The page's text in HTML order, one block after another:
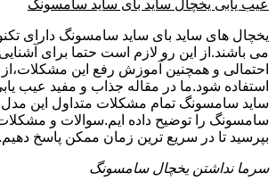
عیب یابی یخچال ساید بای ساید سامسونگ
یخچال های ساید بای ساید سامسونگ دارای
می باشند.از این رو لازم است حتما برای
احتمالی و همچنین آموزش رفع این
استفاده شود.ما در مقاله جذاب و مفید عیب
ساید سامسونگ تمام مشکلات متداول این مدل
سامسونگ را توضیح داده ایم.سوالات و
بپرسید تا در سریع ترین زمان ممکن پاسخ دهیم.
سرما نداشتن یخچال سامسونگ